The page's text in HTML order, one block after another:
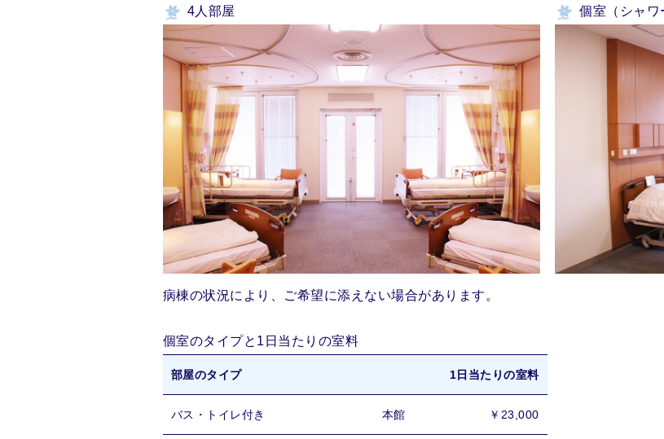
4人部屋
個室（シャ
病棟の状況により、ご希望に添えない場合があります。
個室のタイプと1日当たりの室料
部屋のタイプ 1日当たりの室料
バス・トイレ付き 本館 ￥23,000